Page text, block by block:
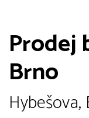
Prodej
Brno